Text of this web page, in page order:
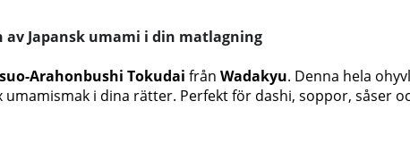
av Japansk umami i din matlagning
Arahonbushi Tokudai från Wadakyu. Denna hela
i dina rätter. Perfekt för dashi, soppor, såser